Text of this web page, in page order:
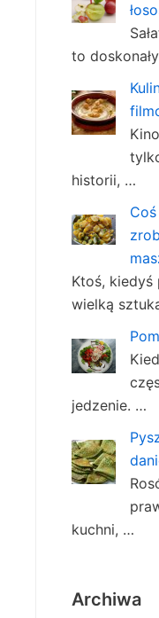
to
historii, …
Ktoś, kiedyś
wielką
jedzenie. …
kuchni, …
Archiwa